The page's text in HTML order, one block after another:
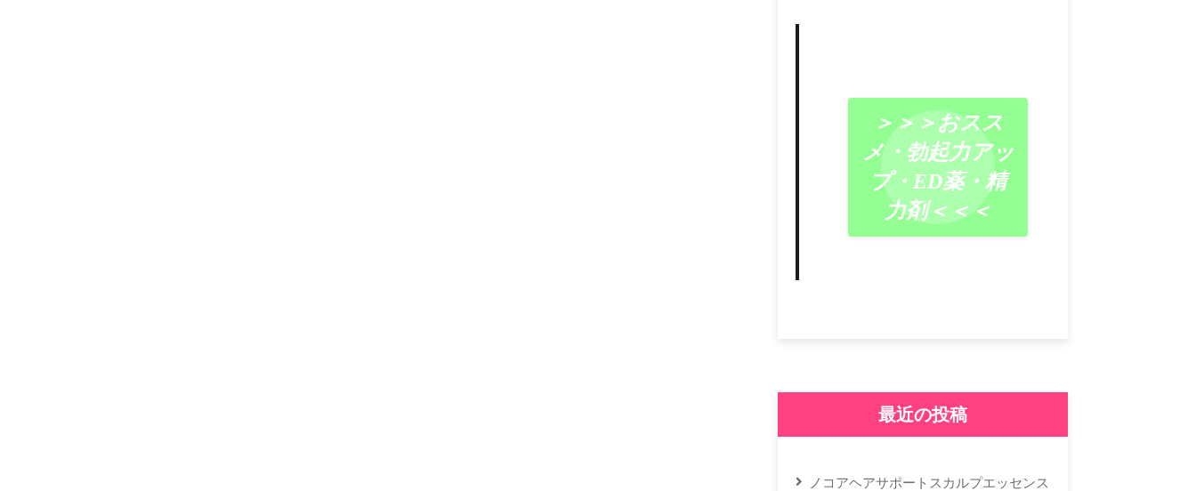
＞＞＞おスス
メ・勃起力アッ
プ・ED薬・精
力剤＜＜＜
最近の投稿
ノコアヘアサポートスカルプエッセンス